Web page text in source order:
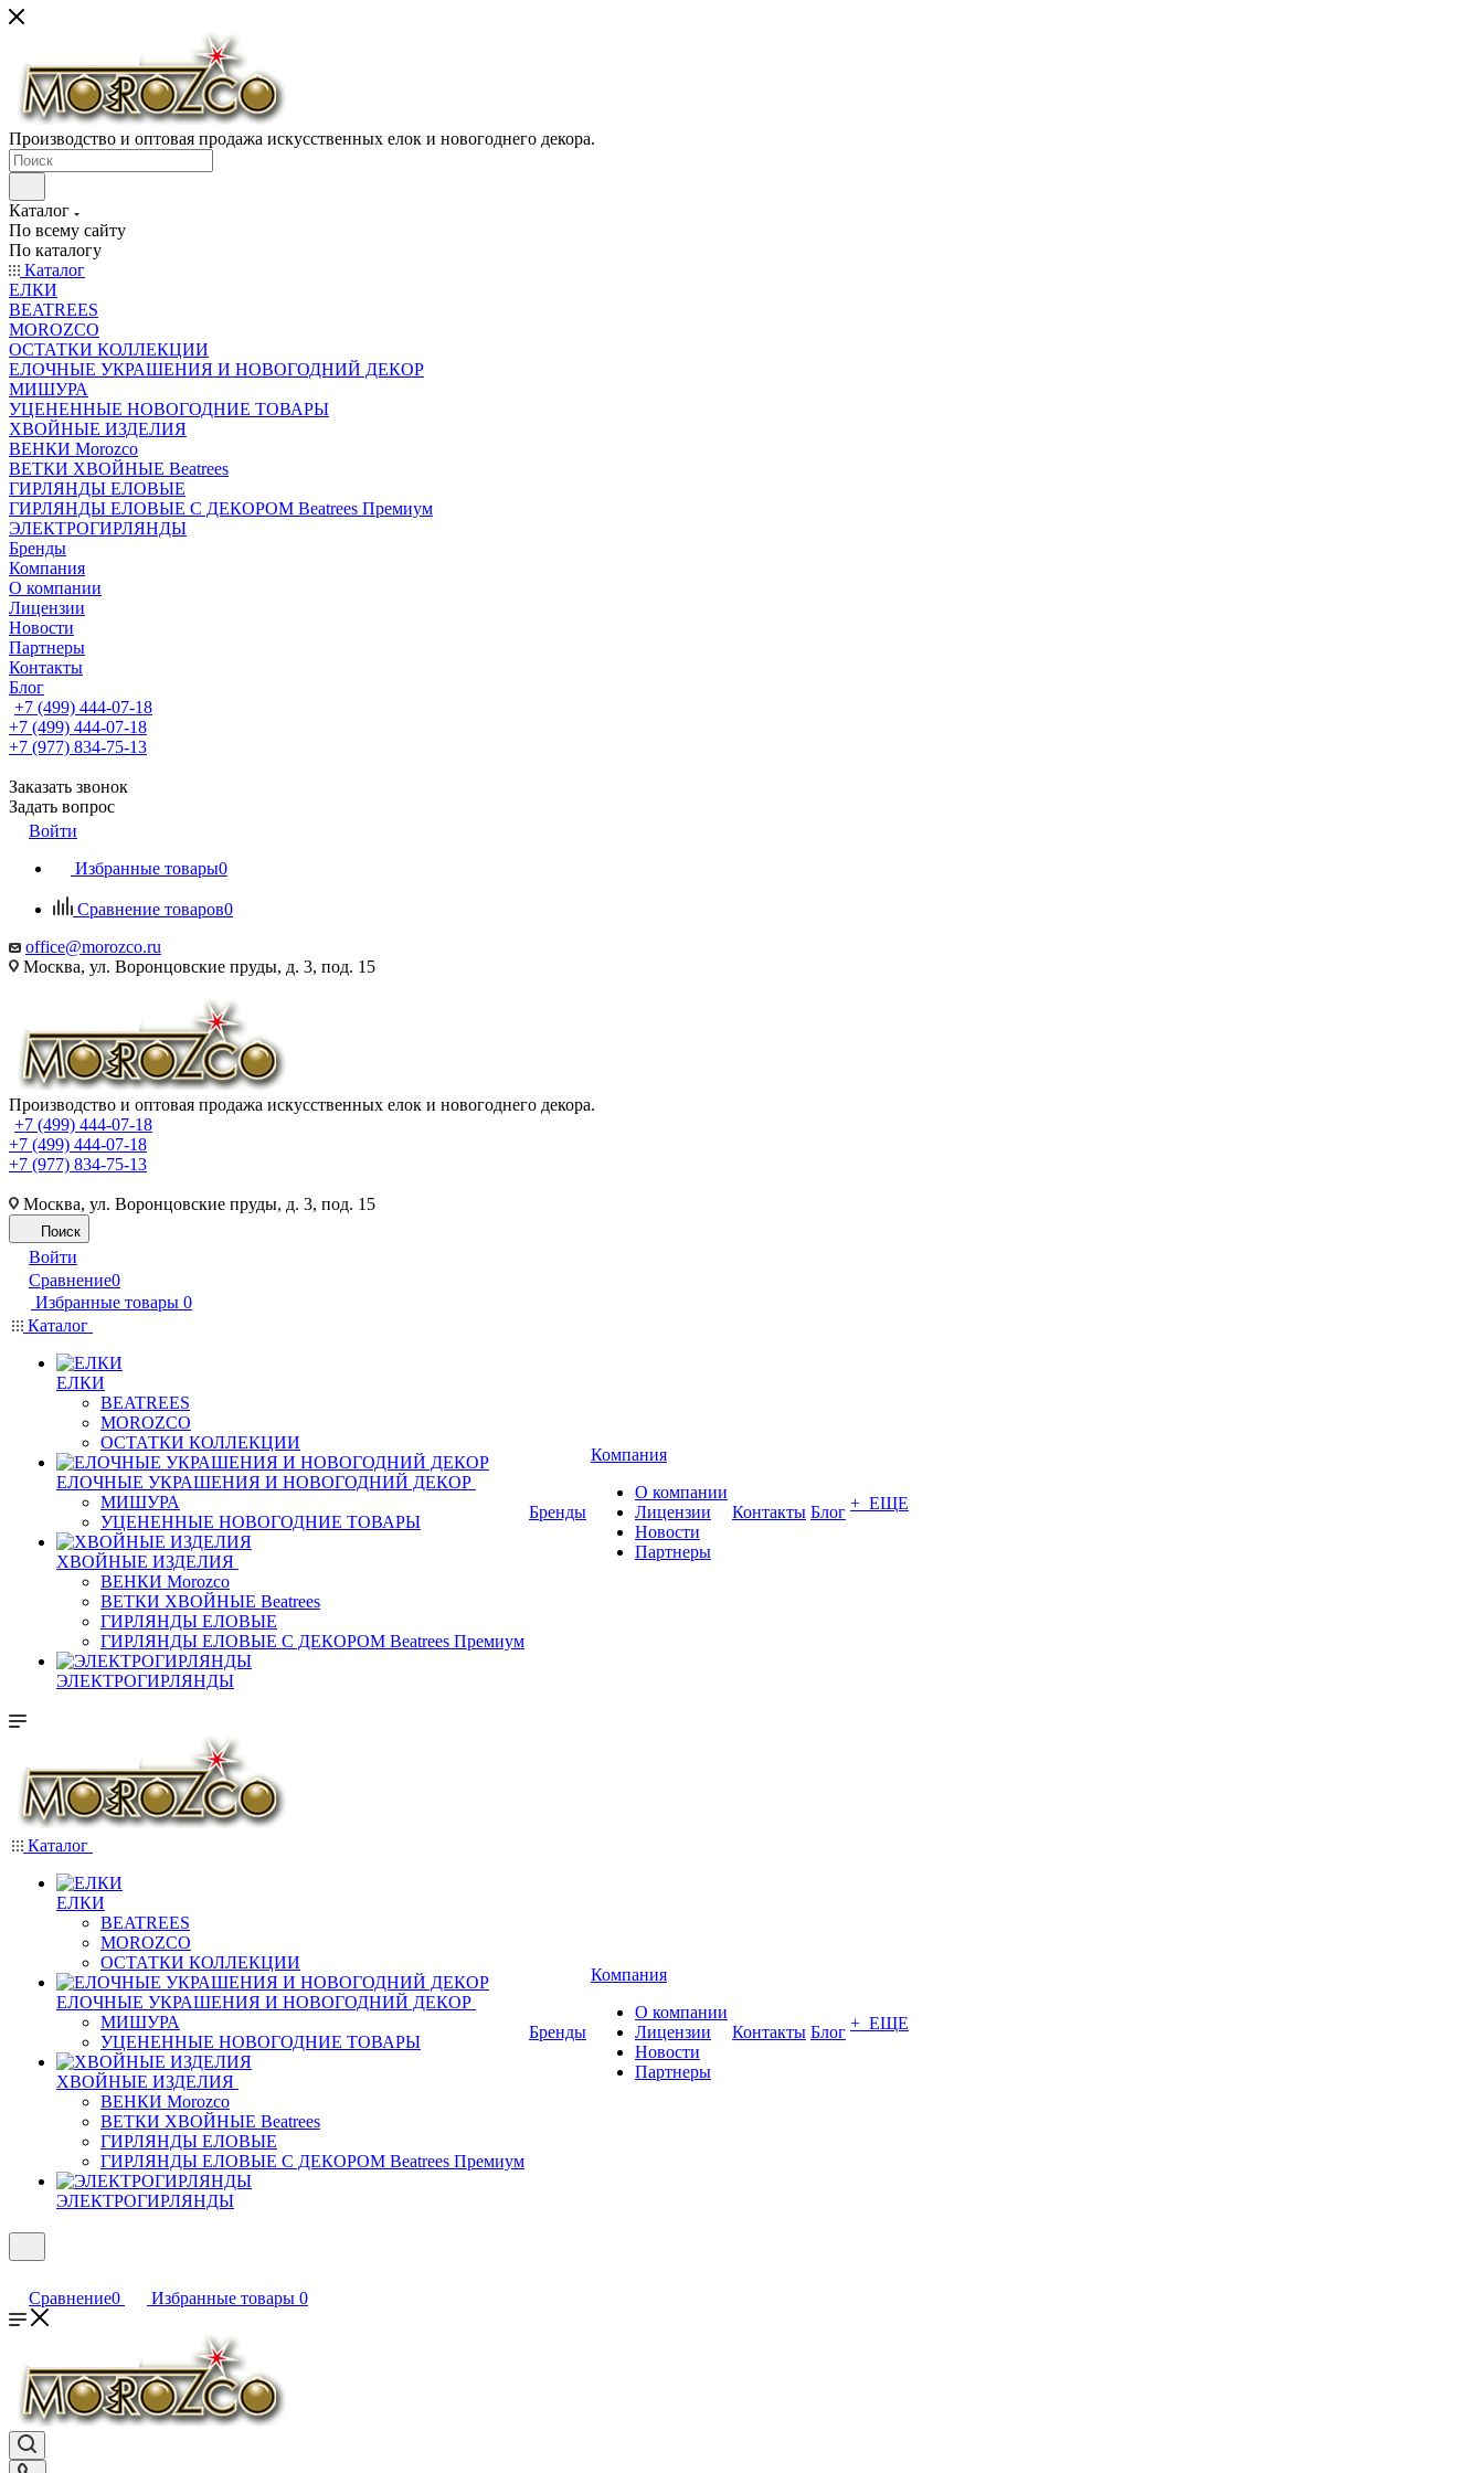
Производство и оптовая продажа искусственных елок и новогоднего декора.
Каталог
По всему сайту
По каталогу
Каталог
ЕЛКИ
BEATREES
MOROZCO
ОСТАТКИ КОЛЛЕКЦИИ
ЕЛОЧНЫЕ УКРАШЕНИЯ И НОВОГОДНИЙ ДЕКОР
МИШУРА
УЦЕНЕННЫЕ НОВОГОДНИЕ ТОВАРЫ
ХВОЙНЫЕ ИЗДЕЛИЯ
ВЕНКИ Morozco
ВЕТКИ ХВОЙНЫЕ Beatrees
ГИРЛЯНДЫ ЕЛОВЫЕ
ГИРЛЯНДЫ ЕЛОВЫЕ С ДЕКОРОМ Beatrees Премиум
ЭЛЕКТРОГИРЛЯНДЫ
Бренды
Компания
О компании
Лицензии
Новости
Партнеры
Контакты
Блог
+7 (499) 444-07-18
+7 (499) 444-07-18
+7 (977) 834-75-13
Заказать звонок
Задать вопрос
Войти
Избранные товары0
Сравнение товаров0
office@morozco.ru
Москва, ул. Воронцовские пруды, д. 3, под. 15
Производство и оптовая продажа искусственных елок и новогоднего декора.
+7 (499) 444-07-18
+7 (499) 444-07-18
+7 (977) 834-75-13
Москва, ул. Воронцовские пруды, д. 3, под. 15
Поиск
Войти
Сравнение0
Избранные товары 0
Каталог
ЕЛКИ
BEATREES
MOROZCO
ОСТАТКИ КОЛЛЕКЦИИ
ЕЛОЧНЫЕ УКРАШЕНИЯ И НОВОГОДНИЙ ДЕКОР
МИШУРА
УЦЕНЕННЫЕ НОВОГОДНИЕ ТОВАРЫ
ХВОЙНЫЕ ИЗДЕЛИЯ
ВЕНКИ Morozco
ВЕТКИ ХВОЙНЫЕ Beatrees
ГИРЛЯНДЫ ЕЛОВЫЕ
ГИРЛЯНДЫ ЕЛОВЫЕ С ДЕКОРОМ Beatrees Премиум
ЭЛЕКТРОГИРЛЯНДЫ
Бренды
Компания
О компании
Лицензии
Новости
Партнеры
Контакты Блог + ЕЩЕ
Каталог
ЕЛКИ
BEATREES
MOROZCO
ОСТАТКИ КОЛЛЕКЦИИ
ЕЛОЧНЫЕ УКРАШЕНИЯ И НОВОГОДНИЙ ДЕКОР
МИШУРА
УЦЕНЕННЫЕ НОВОГОДНИЕ ТОВАРЫ
ХВОЙНЫЕ ИЗДЕЛИЯ
ВЕНКИ Morozco
ВЕТКИ ХВОЙНЫЕ Beatrees
ГИРЛЯНДЫ ЕЛОВЫЕ
ГИРЛЯНДЫ ЕЛОВЫЕ С ДЕКОРОМ Beatrees Премиум
ЭЛЕКТРОГИРЛЯНДЫ
Бренды
Компания
О компании
Лицензии
Новости
Партнеры
Контакты Блог + ЕЩЕ
Сравнение0 Избранные товары 0